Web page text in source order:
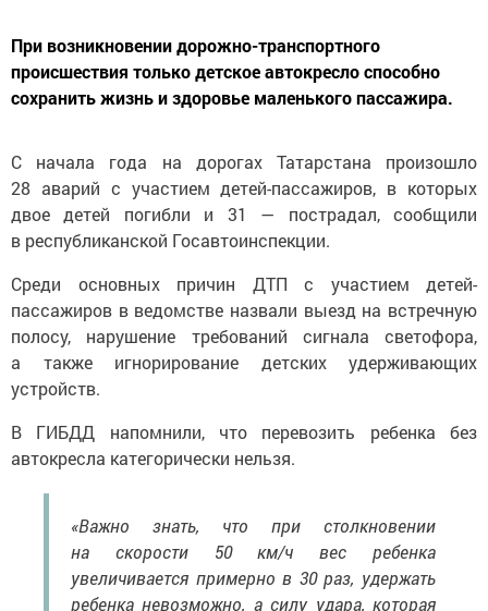
При возникновении дорожно-транспортного
происшествия только детское автокресло способно
сохранить жизнь и здоровье маленького пассажира.
С начала года на дорогах Татарстана произошло
28 аварий с участием детей-пассажиров, в которых
двое детей погибли и 31 — пострадал, сообщили
в республиканской Госавтоинспекции.
Среди основных причин ДТП с участием детей-
пассажиров в ведомстве назвали выезд на встречную
полосу, нарушение требований сигнала светофора,
а также игнорирование детских удерживающих
устройств.
В ГИБДД напомнили, что перевозить ребенка без
автокресла категорически нельзя.
«Важно знать, что при столкновении
на скорости 50 км/ч вес ребенка
увеличивается примерно в 30 раз, удержать
ребенка невозможно, а силу удара, которая